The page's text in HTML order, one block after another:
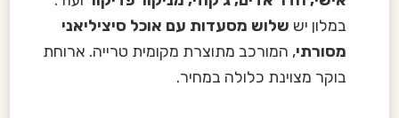
במלון יש שלוש מסעדות עם אוכל סיציליאני
מסורתי, המורכב מתוצרת מקומית טרייה. ארוחת
בוקר מצוינת כלולה במחיר.